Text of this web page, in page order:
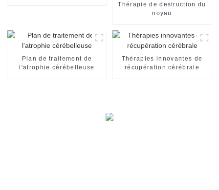
Thérapie de destruction du
noyau
Plan de traitement de
l'atrophie cérébelleuse
Thérapies innovantes de
récupération cérébrale